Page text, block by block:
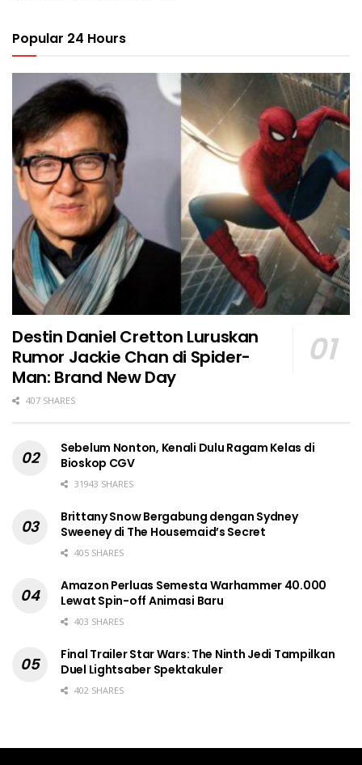
Popular 24 Hours
Destin Daniel Cretton Luruskan
Rumor Jackie Chan di Spider-
Man: Brand New Day
407 SHARES
Sebelum Nonton, Kenali Dulu Ragam Kelas di
Bioskop CGV
31943 SHARES
Brittany Snow Bergabung dengan Sydney
Sweeney di The Housemaid’s Secret
405 SHARES
Amazon Perluas Semesta Warhammer 40.000
Lewat Spin-off Animasi Baru
403 SHARES
Final Trailer Star Wars: The Ninth Jedi Tampilkan
Duel Lightsaber Spektakuler
402 SHARES